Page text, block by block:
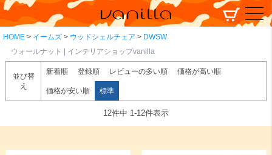
HOME イームズ ウッドシェルチェア
DWSW
ウォールナット | インテリアショップvanilla
並び替
え
新着順 登録順 レビューの多い順 価格が高い順
価格が安い順 標準
12件中 1-12件表示